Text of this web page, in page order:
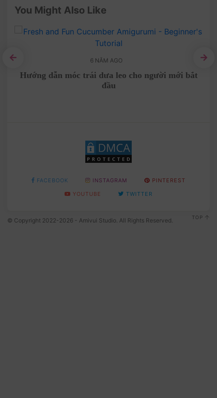
You Might Also Like
6 NĂM AGO
Hướng dẫn móc trái dưa leo cho người mới bắt
đầu
FACEBOOK INSTAGRAM
PINTEREST
YOUTUBE
TWITTER
© Copyright 2022-2026 - Amivui Studio. All Rights Reserved. TOP